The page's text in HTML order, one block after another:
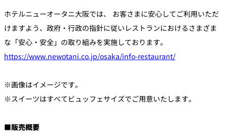
ホテルニューオータニ大阪では、 お客さまに安心してご利用いただ
けますよう、政府・行政の指針に従いレストランにおけるさまざま
な「安心・安全」の取り組みを実施しております。
https://www.newotani.co.jp/osaka/info-restaurant/
※画像はイメージです。
※スイーツはすべてビュッフェサイズでご用意いたします。
■販売概要